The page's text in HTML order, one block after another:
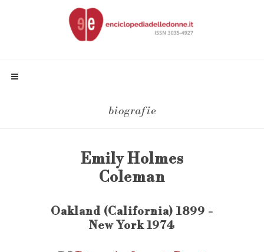
biografie
Emily Holmes
Coleman
Oakland (California) 1899 -
New York 1974